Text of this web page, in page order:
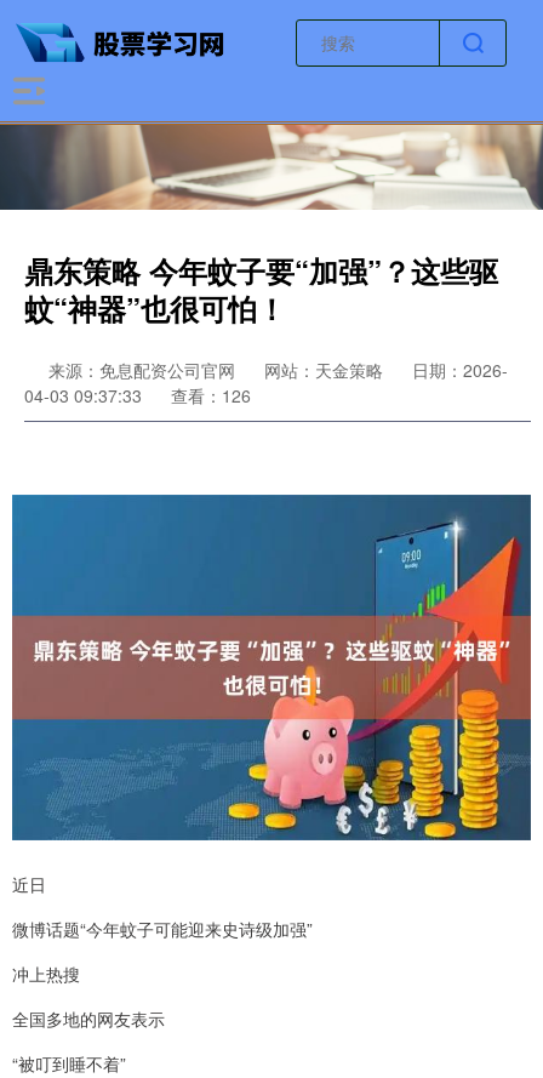
鼎东策略 今年蚊子要“加强”？这些驱
蚊“神器”也很可怕！
来源：免息配资公司官网 网站：天金策略
日期：2026-
04-03 09:37:33
查看：126
近日
微博话题“今年蚊子可能迎来史诗级加强”
冲上热搜
全国多地的网友表示
“被叮到睡不着”